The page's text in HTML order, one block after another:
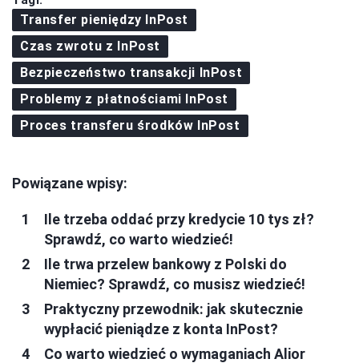
Transfer pieniędzy InPost
Czas zwrotu z InPost
Bezpieczeństwo transakcji InPost
Problemy z płatnościami InPost
Proces transferu środków InPost
Powiązane wpisy:
Ile trzeba oddać przy kredycie 10 tys zł?
Sprawdź, co warto wiedzieć!
Ile trwa przelew bankowy z Polski do
Niemiec? Sprawdź, co musisz wiedzieć!
Praktyczny przewodnik: jak skutecznie
wypłacić pieniądze z konta InPost?
Co warto wiedzieć o wymaganiach Alior